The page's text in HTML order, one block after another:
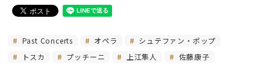
Past Concerts オペラ
シュテファン・ポップ
トスカ
プッチーニ 上江隼人
佐藤康子